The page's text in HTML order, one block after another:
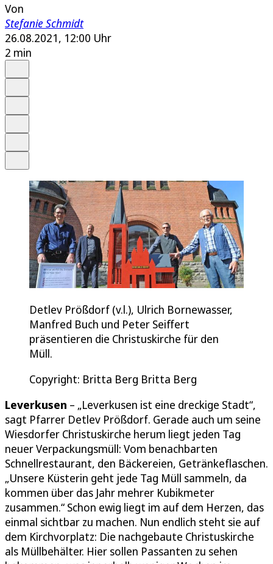
Von
Stefanie Schmidt
26.08.2021, 12:00 Uhr
2 min
Detlev Prößdorf (v.l.), Ulrich Bornewasser,
Manfred Buch und Peter Seiffert
präsentieren die Christuskirche für den
Müll.
Copyright: Britta Berg Britta Berg
Leverkusen – „Leverkusen ist eine dreckige Stadt“,
sagt Pfarrer Detlev Prößdorf. Gerade auch um seine
Wiesdorfer Christuskirche herum liegt jeden Tag
neuer Verpackungsmüll: Vom benachbarten
Schnellrestaurant, den Bäckereien, Getränkeflaschen.
„Unsere Küsterin geht jede Tag Müll sammeln, da
kommen über das Jahr mehrer Kubikmeter
zusammen.“ Schon ewig liegt im auf dem Herzen, das
einmal sichtbar zu machen. Nun endlich steht sie auf
dem Kirchvorplatz: Die nachgebaute Christuskirche
als Müllbehälter. Hier sollen Passanten zu sehen